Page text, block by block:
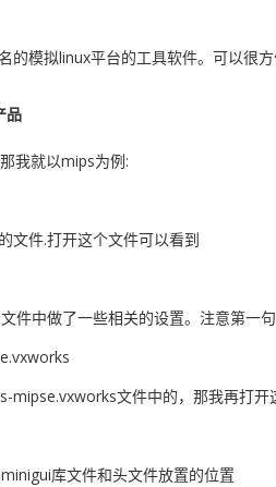
模拟linux平台的工具软件。可以很
品
我就以mips为例:
文件.打开这个文件可以看到
件中做了一些相关的设置。注意第一句
文件中的，那我再打开
库文件和头文件放置的位置